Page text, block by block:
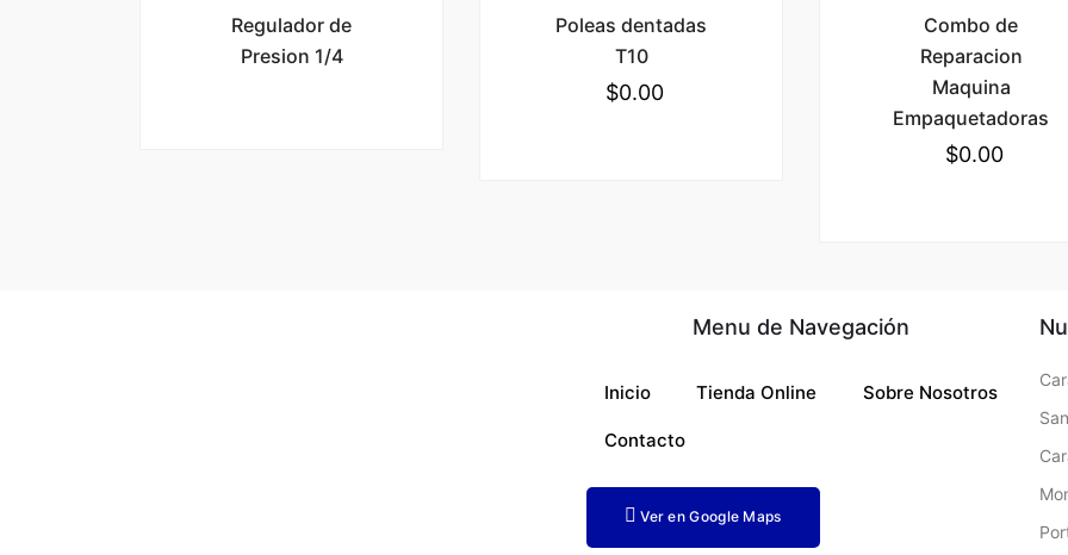
Regulador de
Presion 1/4
Poleas dentadas
T10
$0.00
Combo de
Reparacion
Maquina
Empaquetadoras
$0.00
Menu de Navegación
Inicio Tienda Online Sobre Nosotros
Contacto
Ver en Google Maps